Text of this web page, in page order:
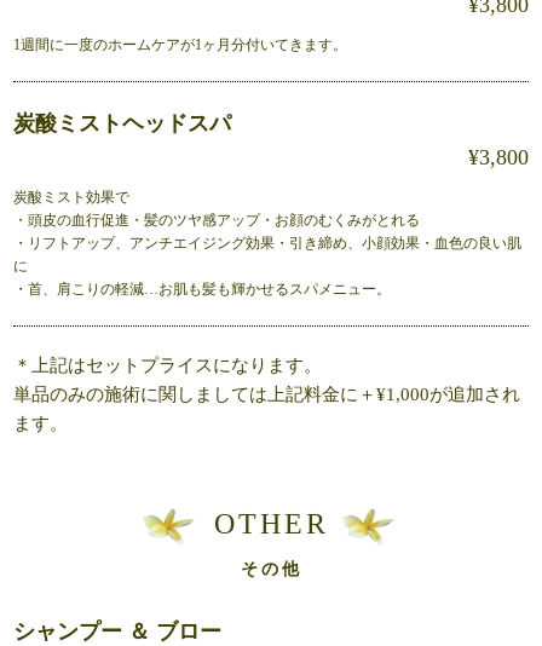
¥3,800
1週間に一度のホームケアが1ヶ月分付いてきます。
炭酸ミストヘッドスパ
¥3,800
炭酸ミスト効果で
・頭皮の血行促進・髪のツヤ感アップ・お顔のむくみがとれる
・リフトアップ、アンチエイジング効果・引き締め、小顔効果・血色の良い肌
に
・首、肩こりの軽減…お肌も髪も輝かせるスパメニュー。
＊上記はセットプライスになります。
単品のみの施術に関しましては上記料金に＋¥1,000が追加され
ます。
OTHER
その他
シャンプー ＆ ブロー